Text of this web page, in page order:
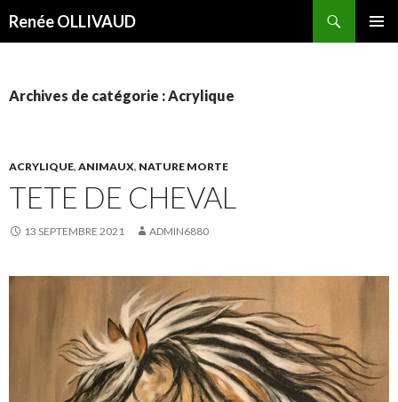
Renée OLLIVAUD
Archives de catégorie : Acrylique
ACRYLIQUE, ANIMAUX, NATURE MORTE
TETE DE CHEVAL
13 SEPTEMBRE 2021 ADMIN6880